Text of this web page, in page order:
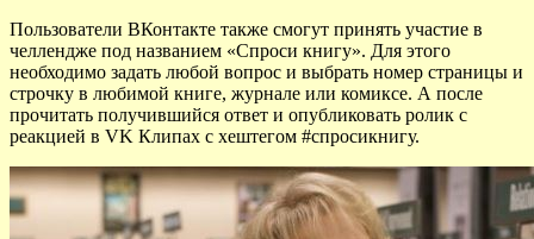
Пользователи ВКонтакте также смогут принять участие в
челлендже под названием «Спроси книгу». Для этого
необходимо задать любой вопрос и выбрать номер страницы и
строчку в любимой книге, журнале или комиксе. А после
прочитать получившийся ответ и опубликовать ролик с
реакцией в VK Клипах с хештегом #спросикнигу.